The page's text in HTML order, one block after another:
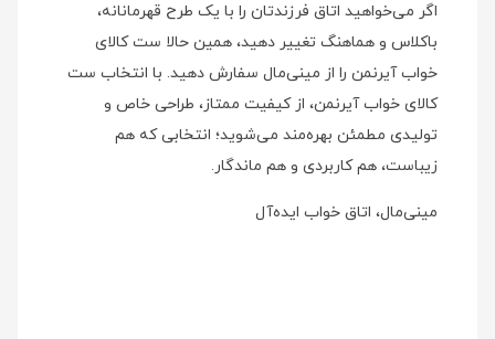
اگر می‌خواهید اتاق فرزندتان را با یک طرح قهرمانانه،
باکلاس و هماهنگ تغییر دهید، همین حالا ست کالای
خواب آیرنمن را از مینی‌مال سفارش دهید. با انتخاب ست
کالای خواب آیرنمن، از کیفیت ممتاز، طراحی خاص و
تولیدی مطمئن بهره‌مند می‌شوید؛ انتخابی که هم
زیباست، هم کاربردی و هم ماندگار.
مینی‌مال، اتاق خواب ایده‌آل